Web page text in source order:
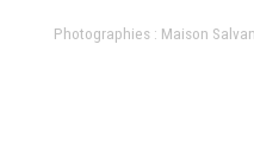
Photographies : Maison